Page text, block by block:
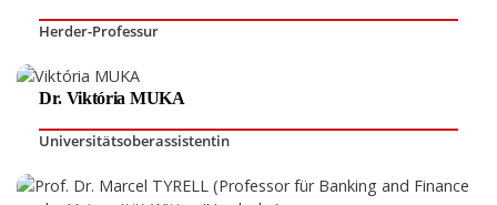
Herder-Professur
Dr. Viktória MUKA
Universitätsoberassistentin